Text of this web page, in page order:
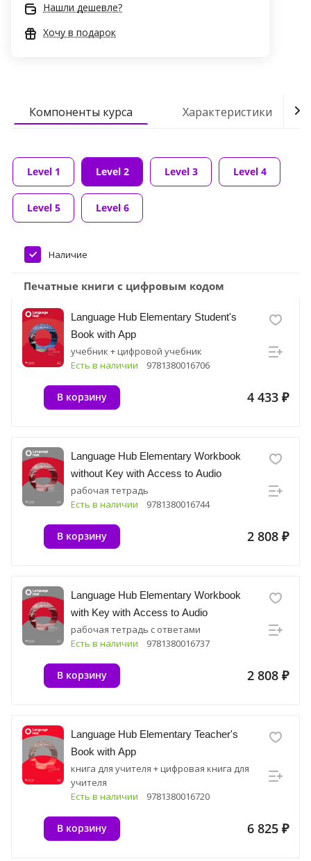
Нашли дешевле?
Хочу в подарок
Компоненты курса Характеристики
Level 1 Level 2 Level 3 Level 4
Level 5 Level 6
Наличие
Печатные книги с цифровым кодом
Language Hub Elementary Student's
Book with App
учебник + цифровой учебник
Есть в наличии
9781380016706
4 433 ₽
В корзину
Language Hub Elementary Workbook
without Key with Access to Audio
рабочая тетрадь
Есть в наличии
9781380016744
2 808 ₽
В корзину
Language Hub Elementary Workbook
with Key with Access to Audio
рабочая тетрадь с ответами
Есть в наличии
9781380016737
2 808 ₽
В корзину
Language Hub Elementary Teacher's
Book with App
книга для учителя + цифровая книга для
учителя
Есть в наличии
9781380016720
6 825 ₽
В корзину